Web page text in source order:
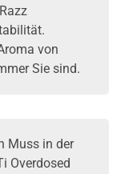
von
Sie sind.
Muss in der
Overdosed